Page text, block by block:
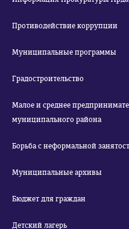
Противодействие коррупции
Муниципальные программы
Градостроительство
Малое и среднее
муниципального района
Борьба с неформальной
Муниципальные архивы
Бюджет для граждан
Детский лагерь